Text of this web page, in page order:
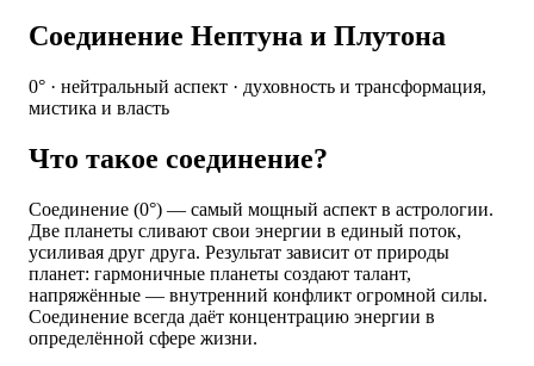
Соединение Нептуна и Плутона
0° · нейтральный аспект · духовность и трансформация,
мистика и власть
Что такое соединение?
Соединение (0°) — самый мощный аспект в астрологии.
Две планеты сливают свои энергии в единый поток,
усиливая друг друга. Результат зависит от природы
планет: гармоничные планеты создают талант,
напряжённые — внутренний конфликт огромной силы.
Соединение всегда даёт концентрацию энергии в
определённой сфере жизни.